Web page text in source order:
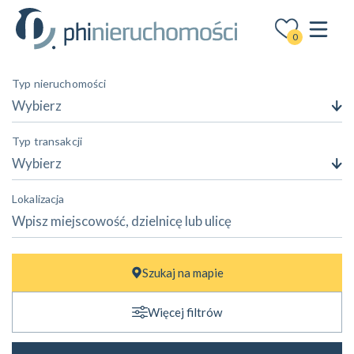
0
Typ nieruchomości
Wybierz
Typ transakcji
Wybierz
Lokalizacja
Cena
zł —
m² — m²
Szukaj na mapie
Więcej filtrów